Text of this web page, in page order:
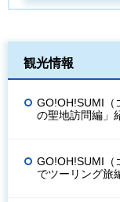
観光情報
GO!OH!SUMI（
の聖地訪問編」
GO!OH!SUMI（
でツーリング旅